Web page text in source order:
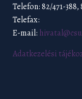
Telefon: 82/471-388,
Telefax:
E-mail:
Adatkezelési